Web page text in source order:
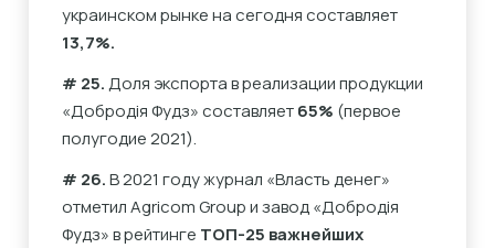
украинском рынке на сегодня составляет
13,7%.
# 25.Доля экспорта в реализации продукции
«Добродія Фудз» составляет65% (первое
полугодие 2021).
# 26.В 2021 году журнал «Власть денег»
отметил Agricom Group и завод «Добродія
Фудз» в рейтинге ТОП-25 важнейших